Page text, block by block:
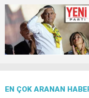
EN ÇOK ARANAN